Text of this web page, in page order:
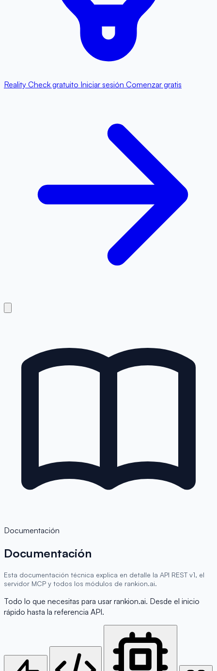
Reality Check gratuito Iniciar sesión Comenzar gratis
Documentación
Documentación
Esta documentación técnica explica en detalle la API REST v1, el
servidor MCP y todos los módulos de rankion.ai.
Todo lo que necesitas para usar rankion.ai. Desde el inicio
rápido hasta la referencia API.